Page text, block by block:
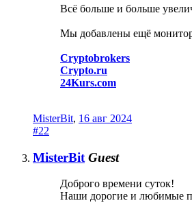
Всё больше и больше
Мы добавлены ещё
Cryptobrokers
Crypto.ru
24Kurs.com
MisterBit, 16 авг 2024
#22
MisterBit Guest
Доброго времени суток!
Наши дорогие и любимые